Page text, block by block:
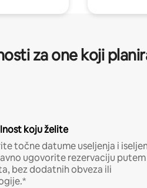
za one koji
koju želite
točne datume useljenja i
ugovorite rezervaciju putem
bez dodatnih obveza ili